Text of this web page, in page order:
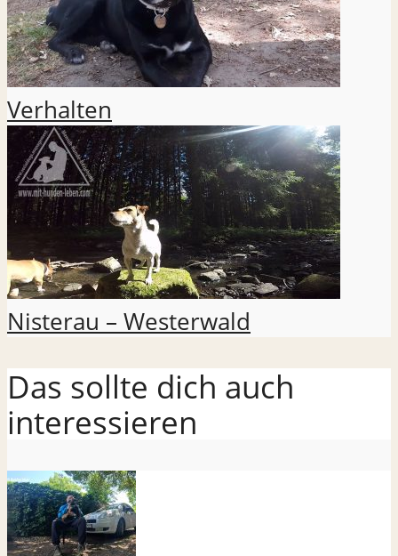
Verhalten
Nisterau – Westerwald
Das sollte dich auch
interessieren